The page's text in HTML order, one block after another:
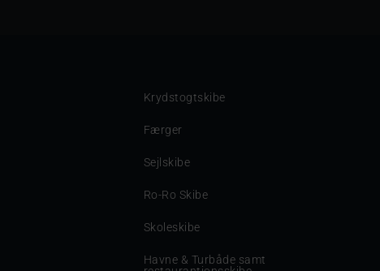
Krydstogtskibe
Færger
Sejlskibe
Ro-Ro Skibe
Skoleskibe
Havne & Turbåde samt